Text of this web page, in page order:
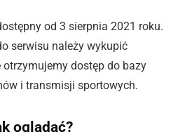
od 3 sierpnia 2021 roku.
serwisu należy wykupić
dostęp do bazy
i transmisji sportowych.
oglądać?